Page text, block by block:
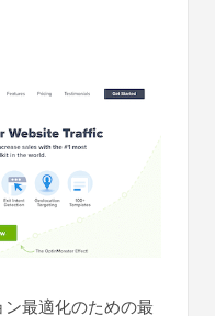
最適化のための最